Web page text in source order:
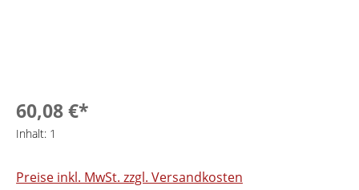
60,08 €*
Inhalt: 1
Preise inkl. MwSt. zzgl. Versandkosten